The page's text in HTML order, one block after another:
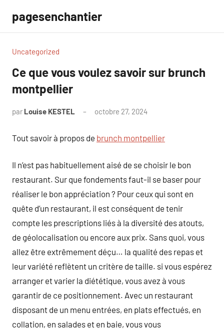
contenu
pagesenchantier
Uncategorized
Ce que vous voulez savoir sur brunch
montpellier
par Louise KESTEL octobre 27, 2024
Tout savoir à propos de brunch montpellier
Il n’est pas habituellement aisé de se choisir le bon
restaurant. Sur que fondements faut-il se baser pour
réaliser le bon appréciation ? Pour ceux qui sont en
quête d’un restaurant, il est conséquent de tenir
compte les prescriptions liés à la diversité des atouts,
de géolocalisation ou encore aux prix. Sans quoi, vous
allez être extrêmement déçu… la qualité des repas et
leur variété reflètent un critère de taille. si vous espérez
arranger et varier la diététique, vous avez à vous
garantir de ce positionnement. Avec un restaurant
disposant de un menu entrées, en plats effectués, en
collation, en salades et en baie, vous vous